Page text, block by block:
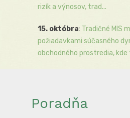
rizík a výnosov, trad...
15. októbra: Tradičné MIS
požiadavkami súčasného
obchodného prostredia, kde
Poradňa